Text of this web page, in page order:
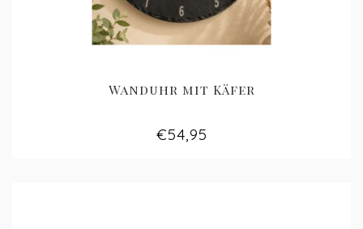
Wanduhr mit Käfer
€54,95